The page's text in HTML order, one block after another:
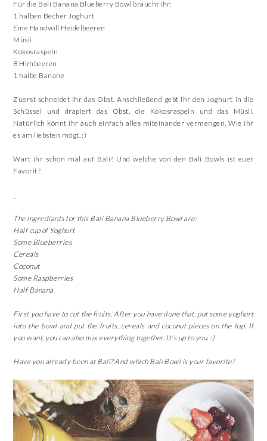
Für die Bali Banana Blueberry Bowl braucht ihr:
1 halben Becher Joghurt
Eine Handvoll Heidelbeeren
Müsli
Kokosraspeln
8 Himbeeren
1 halbe Banane
Zuerst schneidet ihr das Obst. Anschließend gebt ihr den Joghurt in die
Schüssel und drapiert das Obst, die Kokosraspeln und das Müsli.
Natürlich könnt ihr auch einfach alles miteinander vermengen. Wie ihr
es am liebsten mögt. :)
Wart ihr schon mal auf Bali? Und welche von den Bali Bowls ist euer
Favorit?
The ingrediants for this Bali Banana Blueberry Bowl are:
Half cup of Yoghurt
Some Blueberries
Cereals
Coconut
Some Raspberries
Half Banana
First you have to cut the fruits. After you have done that, put some yoghurt
into the bowl and put the fruits, cereals and coconut pieces on the top. If
you want, you can also mix everything together. It's up to you. :)
Have you already been at Bali? And which Bali Bowl is your favorite?